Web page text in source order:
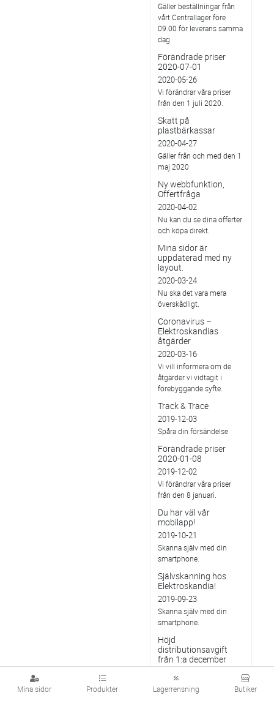
Mina sidor Produkter Lagerrensning Butiker
Gäller beställningar från
vårt Centrallager före
09.00 för leverans samma
dag
Förändrade priser
2020-07-01
2020-05-26
Vi förändrar våra priser
från den 1 juli 2020.
Skatt på
plastbärkassar
2020-04-27
Gäller från och med den 1
maj 2020
Ny webbfunktion,
Offertfråga
2020-04-02
Nu kan du se dina offerter
och köpa direkt.
Mina sidor är
uppdaterad med ny
layout.
2020-03-24
Nu ska det vara mera
överskådligt.
Coronavirus –
Elektroskandias
åtgärder
2020-03-16
Vi vill informera om de
åtgärder vi vidtagit i
förebyggande syfte.
Track & Trace
2019-12-03
Spåra din försändelse
Förändrade priser
2020-01-08
2019-12-02
Vi förändrar våra priser
från den 8 januari.
Du har väl vår
mobilapp!
2019-10-21
Skanna själv med din
smartphone.
Självskanning hos
Elektroskandia!
2019-09-23
Skanna själv med din
smartphone.
Höjd
distributionsavgift
från 1:a december
2019
2019-08-28
Gäller vitvaror